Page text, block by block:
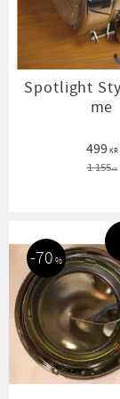
Spotlight
me
499KR
1 155KR
70 %